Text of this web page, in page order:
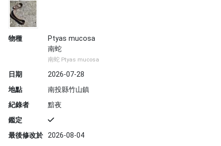
物種
Ptyas mucosa
南蛇
南蛇 Ptyas mucosa
日期
2026-07-28
地點
南投縣竹山鎮
紀錄者
黯夜
鑑定
最後修改於 2026-08-04